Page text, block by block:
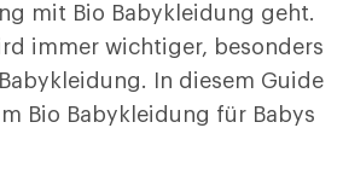
mit Bio Babykleidung geht.
immer wichtiger, besonders
In diesem Guide
Bio Babykleidung für Babys